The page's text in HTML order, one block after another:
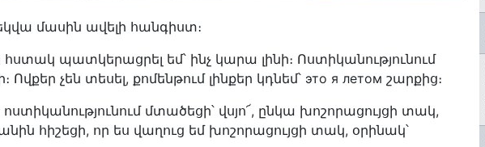
մասին ավելի հանգիստ։
պատկերացրել եմ՝ ինչ կարա լինի։ Ոստիկանությունում
չեն տեսել, քոմենթում լինքեր կդնեմ՝ это я летом շարքից։
մտածեցի՝ վսյո՜, ընկա խոշորացույցի տակ,
հիշեցի, որ ես վաղուց եմ խոշորացույցի տակ, օրինակ՝